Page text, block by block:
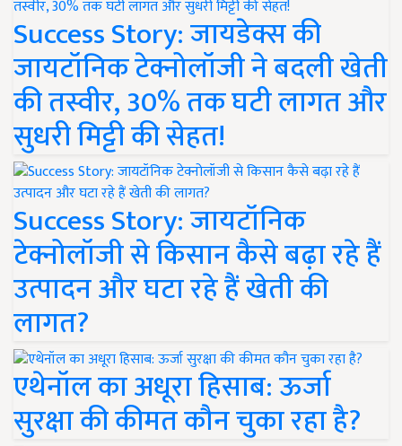
Success Story: जायडेक्स की
जायटॉनिक टेक्नोलॉजी ने बदली खेती
की तस्वीर, 30% तक घटी लागत और
सुधरी मिट्टी की सेहत!
Success Story: जायटॉनिक
टेक्नोलॉजी से किसान कैसे बढ़ा रहे हैं
उत्पादन और घटा रहे हैं खेती की
लागत?
एथेनॉल का अधूरा हिसाब: ऊर्जा
सुरक्षा की कीमत कौन चुका रहा है?